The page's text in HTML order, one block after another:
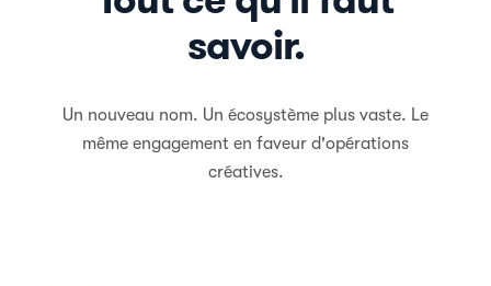
savoir.
Un nouveau nom. Un écosystème plus vaste. Le
même engagement en faveur d'opérations
créatives.